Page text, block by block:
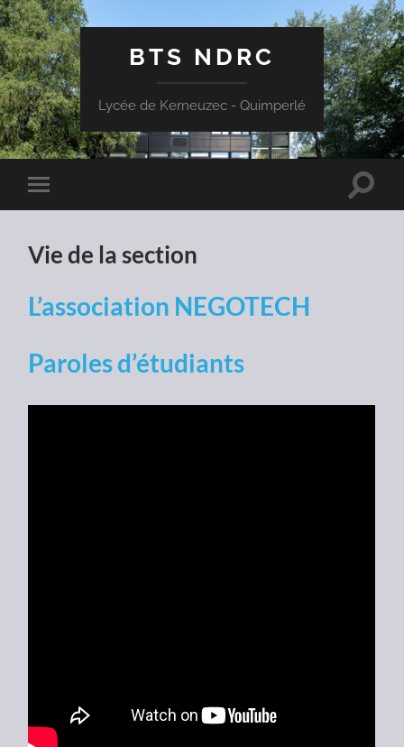
BTS NDRC
Lycée de Kerneuzec - Quimperlé
Toggle
mobile
Toggle
Vie de la section
L’association NEGOTECH
Paroles d’étudiants